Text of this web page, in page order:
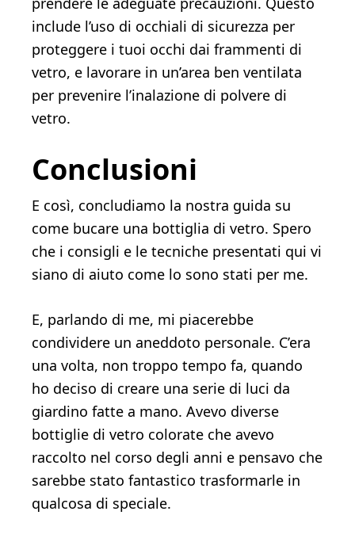
include l’uso di occhiali di sicurezza per
proteggere i tuoi occhi dai frammenti di
vetro, e lavorare in un’area ben ventilata
per prevenire l’inalazione di polvere di
vetro.
Conclusioni
E così, concludiamo la nostra guida su
come bucare una bottiglia di vetro. Spero
che i consigli e le tecniche presentati qui vi
siano di aiuto come lo sono stati per me.
E, parlando di me, mi piacerebbe
condividere un aneddoto personale. C’era
una volta, non troppo tempo fa, quando
ho deciso di creare una serie di luci da
giardino fatte a mano. Avevo diverse
bottiglie di vetro colorate che avevo
raccolto nel corso degli anni e pensavo che
sarebbe stato fantastico trasformarle in
qualcosa di speciale.